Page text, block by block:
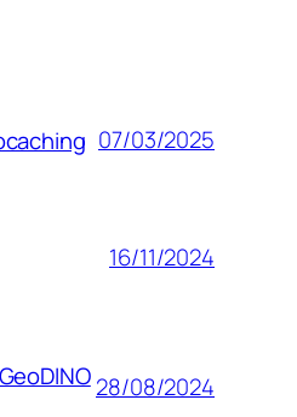
07/03/2025
16/11/2024
28/08/2024